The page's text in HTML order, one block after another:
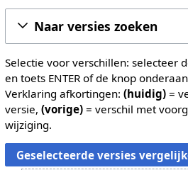
Naar versies zoeken
Selectie voor verschillen: selecteer
en toets ENTER of de knop
Verklaring afkortingen: (huidig)=
versie, (vorige)= verschil met
wijziging.